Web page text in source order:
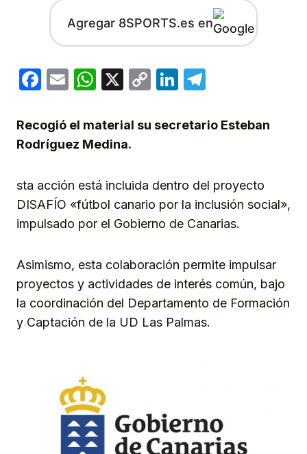
Agregar 8SPORTS.es en
Facebook
EmailWhatsApp
X
CopyLinkedIn
Recogió el material su secretario Esteban
Rodríguez Medina.
sta acción está incluida dentro del proyecto
DISAFÍO «fútbol canario por la inclusión social»,
impulsado por el Gobierno de Canarias.
Asimismo, esta colaboración permite impulsar
proyectos y actividades de interés común, bajo
la coordinación del Departamento de Formación
y Captación de la UD Las Palmas.